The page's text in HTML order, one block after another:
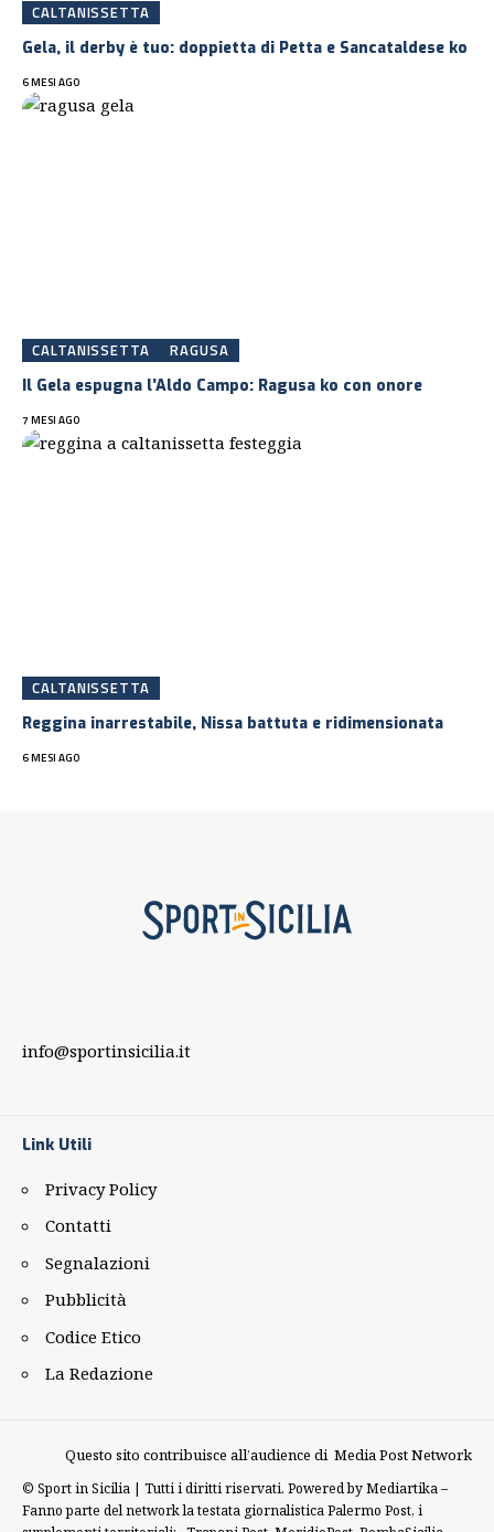
CALTANISSETTA
Gela, il derby è tuo: doppietta di Petta e Sancataldese ko
6 MESI AGO
CALTANISSETTA RAGUSA
Il Gela espugna l’Aldo Campo: Ragusa ko con onore
7 MESI AGO
CALTANISSETTA
Reggina inarrestabile, Nissa battuta e ridimensionata
6 MESI AGO
info@sportinsicilia.it
Link Utili
Privacy Policy
Contatti
Segnalazioni
Pubblicità
Codice Etico
La Redazione
Questo sito contribuisce all’audience di Media Post Network
© Sport in Sicilia | Tutti i diritti riservati. Powered byMediartika–
Fanno parte del network la testata giornalisticaPalermo Post, i